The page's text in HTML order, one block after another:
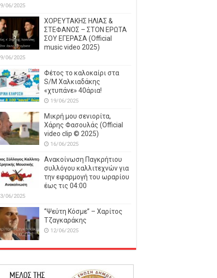
06/2025
ΧΟΡΕΥΤΑΚΗΣ ΗΛΙΑΣ &
ΣΤΕΦΑΝΟΣ – ΣΤΟΝ ΕΡΩΤΑ
ΣΟΥ ΕΓΕΡΑΣΑ (Official
music video 2025)
06/2025
Φέτος το καλοκαίρι στα
S/M Χαλκιαδάκης
«χτυπάνε» 40άρια!
19/06/2025
Μικρή μου σενιορίτα,
Χάρης Φασουλάς (Official
video clip © 2025)
16/06/2025
Ανακοίνωση Παγκρήτιου
συλλόγου καλλιτεχνών για
την εφαρμογή του ωραρίου
έως τις 04:00
06/2025
‘’Ψεύτη Κόσμε’’ – Χαρίτος
Τζαγκαράκης
12/06/2025